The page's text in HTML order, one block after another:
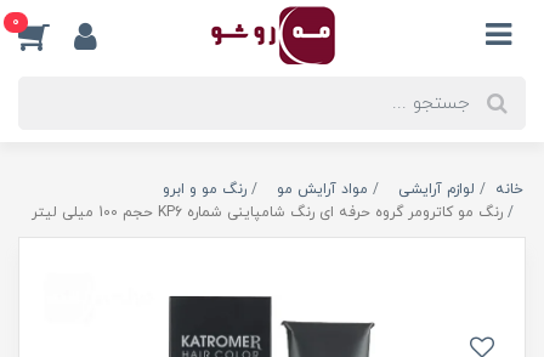
0
خانه لوازم آرایشی مواد آرایش مو
رنگ مو و ابرو
رنگ مو کاترومر گروه حرفه ای رنگ شامپاینی شماره KP6 حجم 100 میلی لیتر